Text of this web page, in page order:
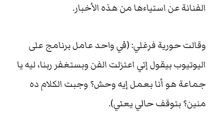
الفنانة عن استياءها من هذه الأخبار.
وقالت حورية فرغلي: (في واحد عامل برنامج على
اليوتيوب بيقول إني اعتزلت الفن وبستغفر ربنا، ليه يا
جماعة هو أنا بعمل إيه وحش؟ وجبت الكلام ده
منين؟ بتوقف حالي يعني).